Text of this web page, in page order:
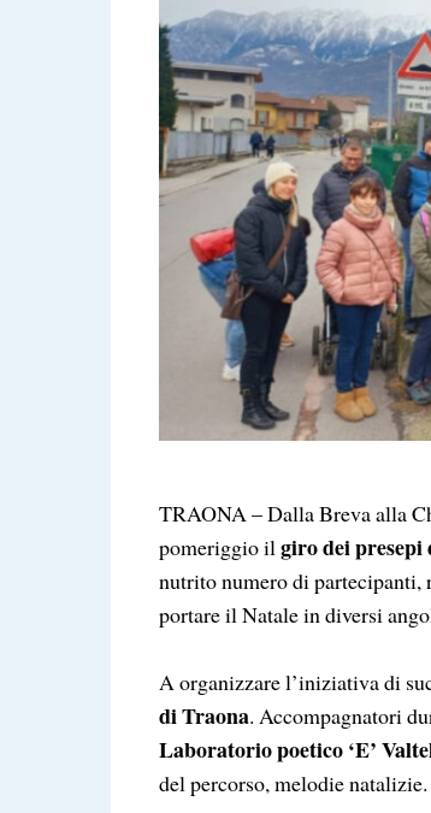
e
b
o
o
k
t
s
p
p
k
e
I
n
e
g
a
m
TRAONA – Dalla Breva alla
pomeriggio ilgiro dei presepi
nutrito numero di partecipanti,
portare il Natale in diversi
A organizzare l’iniziativa di
di Traona. Accompagnatori
Laboratorio poetico ‘E’
del percorso, melodie natalizie.